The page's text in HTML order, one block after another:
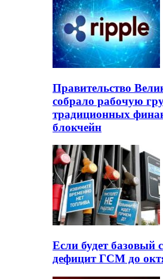
Правительство
собрало рабочую
традиционных
блокчейн
Если будет базовый
дефицит ГСМ до